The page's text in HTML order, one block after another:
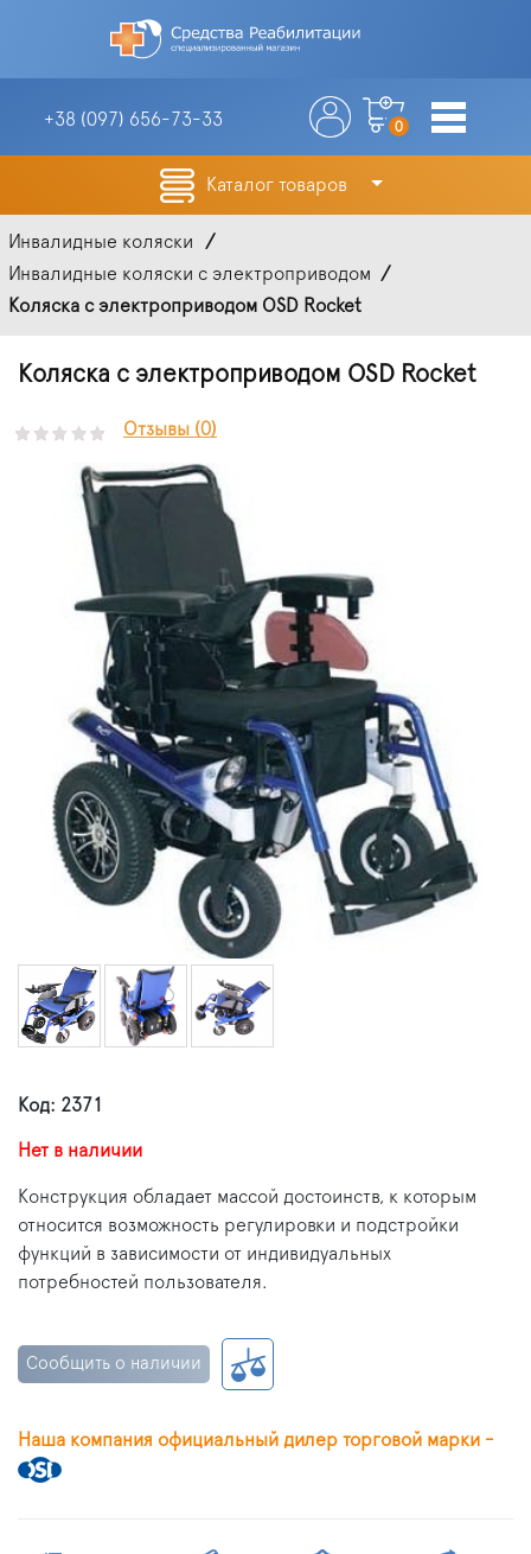
+38 (097) 656-73-33 0
Каталог товаров
Инвалидные коляски
Инвалидные коляски с электроприводом
Коляска с электроприводом OSD Rocket
Коляска с электроприводом OSD Rocket
Отзывы (0)
Код: 2371
Нет в наличии
Конструкция обладает массой достоинств, к которым
относится возможность регулировки и подстройки
функций в зависимости от индивидуальных
потребностей пользователя.
Сообщить о наличии
Наша компания официальный дилер торговой марки -